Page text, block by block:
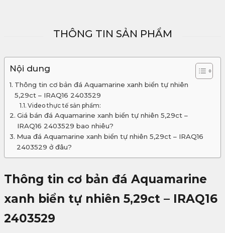
THÔNG TIN SẢN PHẨM
Nội dung
Thông tin cơ bản đá Aquamarine xanh biển tự nhiên
5,29ct – IRAQ16 2403529
Video thực tế sản phẩm:
Giá bán đá Aquamarine xanh biển tự nhiên 5,29ct –
IRAQ16 2403529 bao nhiêu?
Mua đá Aquamarine xanh biển tự nhiên 5,29ct – IRAQ16
2403529 ở đâu?
Thông tin cơ bản đá Aquamarine
xanh biển tự nhiên 5,29ct – IRAQ16
2403529